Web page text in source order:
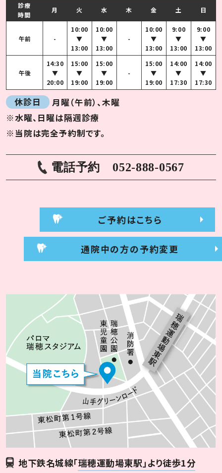
診療
時間
月 火 水 木 金 土 日
午前 -
10:00
▼
13:00
10:00
▼
13:00
-
10:00
▼
13:00
9:00
▼
13:00
9:00
▼
13:00
午後
14:30
▼
20:00
15:00
▼
19:00
15:00
▼
19:00
-
15:00
▼
19:00
14:00
▼
17:30
14:00
▼
17:30
休診日
月曜（午前）、木曜
※水曜、日曜は隔週診療
※当院は完全予約制です。
電話予約 052-888-0567
ご予約はこちら
通院中の方の予約変更
地下鉄名城線「瑞穂運動場東駅」より徒歩1分